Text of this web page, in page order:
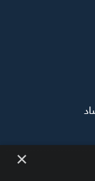
×